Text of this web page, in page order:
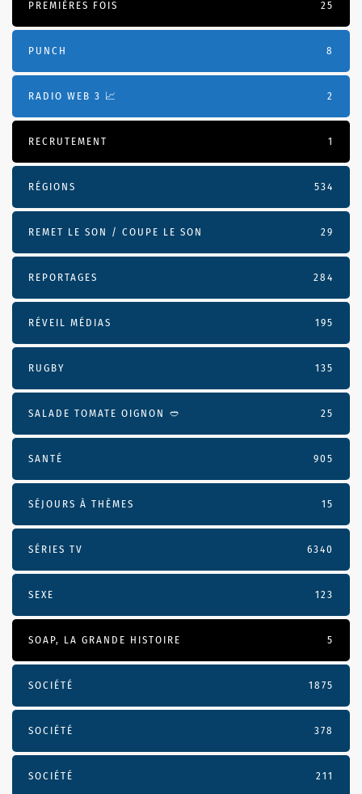
PREMIÈRES FOIS 25
PUNCH 8
RADIO WEB 3 📈 2
RECRUTEMENT 1
RÉGIONS 534
REMET LE SON / COUPE LE SON 29
REPORTAGES 284
RÉVEIL MÉDIAS 195
RUGBY 135
SALADE TOMATE OIGNON 🥙 25
SANTÉ 905
SÉJOURS À THÈMES 15
SÉRIES TV 6340
SEXE 123
SOAP, LA GRANDE HISTOIRE 5
SOCIÉTÉ 1875
SOCIÉTÉ 378
SOCIÉTÉ 211